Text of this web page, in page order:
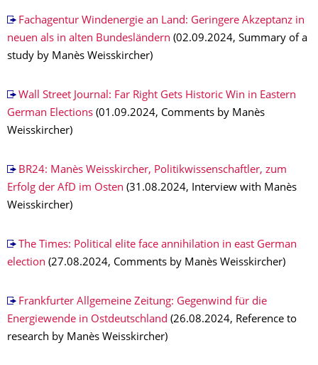
Fachagentur Windenergie an Land: Geringere Akzeptanz in
neuen als in alten Bundesländern (02.09.2024, Summary of a
study by Manès Weisskircher)
Wall Street Journal: Far Right Gets Historic Win in Eastern
German Elections (01.09.2024, Comments by Manès
Weisskircher)
BR24: Manès Weisskircher, Politikwissenschaftler, zum
Erfolg der AfD im Osten (31.08.2024, Interview with Manès
Weisskircher)
The Times: Political elite face annihilation in east German
election (27.08.2024, Comments by Manès Weisskircher)
Frankfurter Allgemeine Zeitung: Gegenwind für die
Energiewende in Ostdeutschland (26.08.2024, Reference to
research by Manès Weisskircher)